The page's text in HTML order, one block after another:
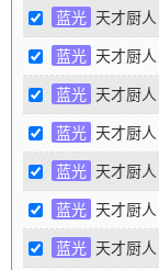
蓝光 天才厨人
蓝光 天才厨人
蓝光 天才厨人
蓝光 天才厨人
蓝光 天才厨人
蓝光 天才厨人
蓝光 天才厨人